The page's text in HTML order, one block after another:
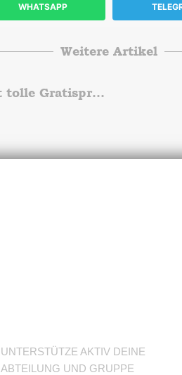
WHATSAPP
Weitere Artikel
„Scheine für Vereine“ ist wieder da! Jetzt tolle Gratisprämien für unser Vereinszentrum sichern!
UNTERSTÜTZE AKTIV DEINE
ABTEILUNG UND GRUPPE